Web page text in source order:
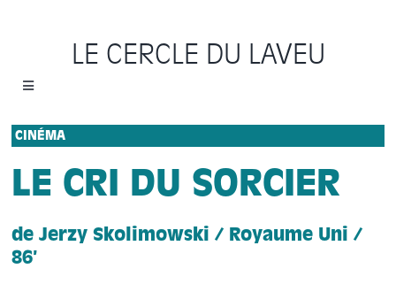
LE CERCLE DU LAVEU
Toggle
Accueil
Cycles
Programme
CINÉMA
LE CRI DU SORCIER
de Jerzy Skolimowski / Royaume Uni /
86’